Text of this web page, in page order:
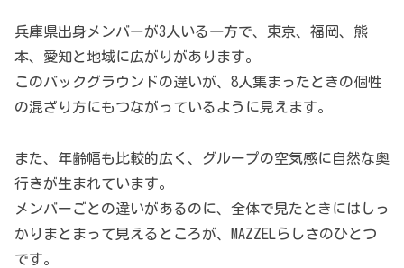
兵庫県出身メンバーが3人いる一方で、東京、福岡、熊
本、愛知と地域に広がりがあります。
このバックグラウンドの違いが、8人集まったときの個性
の混ざり方にもつながっているように見えます。
また、年齢幅も比較的広く、グループの空気感に自然な奥
行きが生まれています。
メンバーごとの違いがあるのに、全体で見たときにはしっ
かりまとまって見えるところが、MAZZELらしさのひとつ
です。